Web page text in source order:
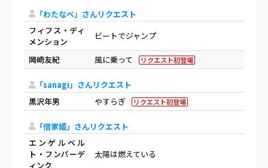
「わたなべ」さんリクエスト
フィフス・ディ
メンション
ビートでジャンプ
岡崎友紀 風に乗って リクエスト初登場
「sanagi」さんリクエスト
黒沢年男
やすらぎ リクエスト初登場
「借家姫」さんリクエスト
エンゲルベル
ト・フンパーデ
ィンク
太陽は燃えている